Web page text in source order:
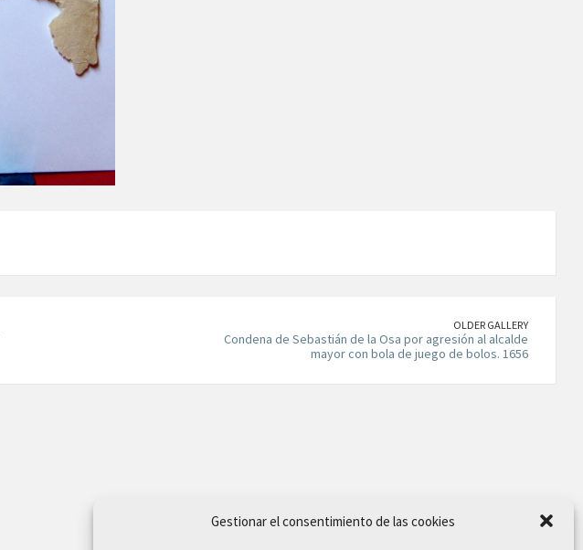
Gestionar el consentimiento de las cookies
OLDER GALLERY
Condena de Sebastián de la Osa por agresión al alcalde
mayor con bola de juego de bolos. 1656